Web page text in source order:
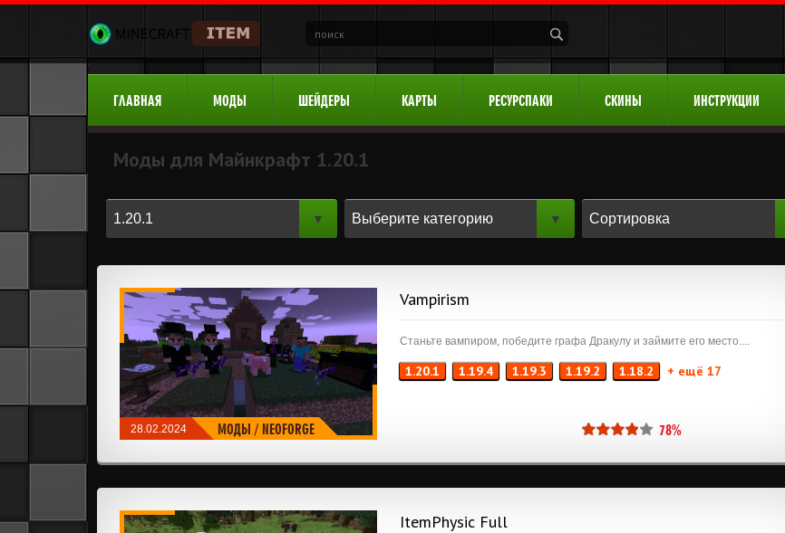
ГЛАВНАЯ МОДЫ ШЕЙДЕРЫ КАРТЫ РЕСУРСПАКИ СКИНЫ ИНСТРУКЦИИ
Моды для Майнкрафт 1.20.1
28.02.2024 МОДЫ / NEOFORGE
Vampirism
Станьте вампиром, победите графа Дракулу и займите его место....
1.20.1 1.19.4 1.19.3 1.19.2 1.18.2 + ещё 17
78%
ItemPhysic Full